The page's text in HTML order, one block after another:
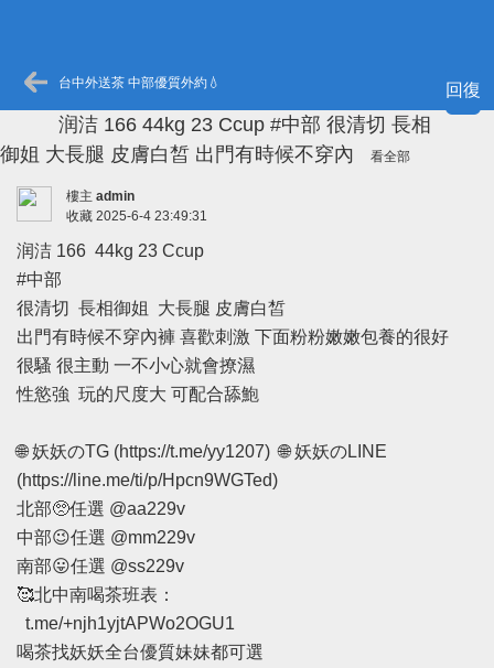
回復
台中外送茶 中部優質外約💧
润洁 166 44kg 23 Ccup #中部 很清切 長相
御姐 大長腿 皮膚白皙 出門有時候不穿內
看全部
樓主 admin
收藏 2025-6-4 23:49:31
润洁 166 44kg 23 Ccup
#中部
很清切 長相御姐 大長腿 皮膚白皙
出門有時候不穿內褲 喜歡刺激 下面粉粉嫩嫩包養的很好
很騷 很主動 一不小心就會撩濕
性慾強 玩的尺度大 可配合舔鮑
🌐 妖妖のTG (https://t.me/yy1207) 🌐 妖妖のLINE
(https://line.me/ti/p/Hpcn9WGTed)
北部🥺任選 @aa229v
中部😉任選 @mm229v
南部😛任選 @ss229v
🥰北中南喝茶班表：
t.me/+njh1yjtAPWo2OGU1
喝茶找妖妖全台優質妹妹都可選